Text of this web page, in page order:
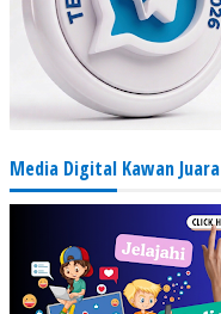
Media Digital Kawan Juara